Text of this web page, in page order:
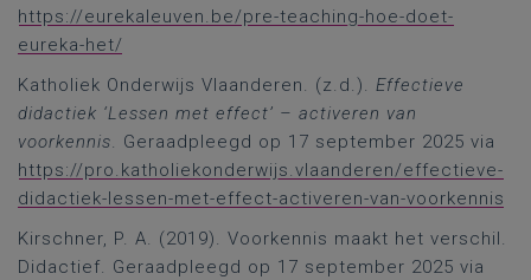
https://eurekaleuven.be/pre-teaching-hoe-doet-
eureka-het/
Katholiek Onderwijs Vlaanderen. (z.d.). Effectieve
didactiek ‘Lessen met effect’ – activeren van
voorkennis. Geraadpleegd op 17 september 2025 via
https://pro.katholiekonderwijs.vlaanderen/effectieve-
didactiek-lessen-met-effect-activeren-van-voorkennis
Kirschner, P. A. (2019). Voorkennis maakt het verschil.
Didactief. Geraadpleegd op 17 september 2025 via